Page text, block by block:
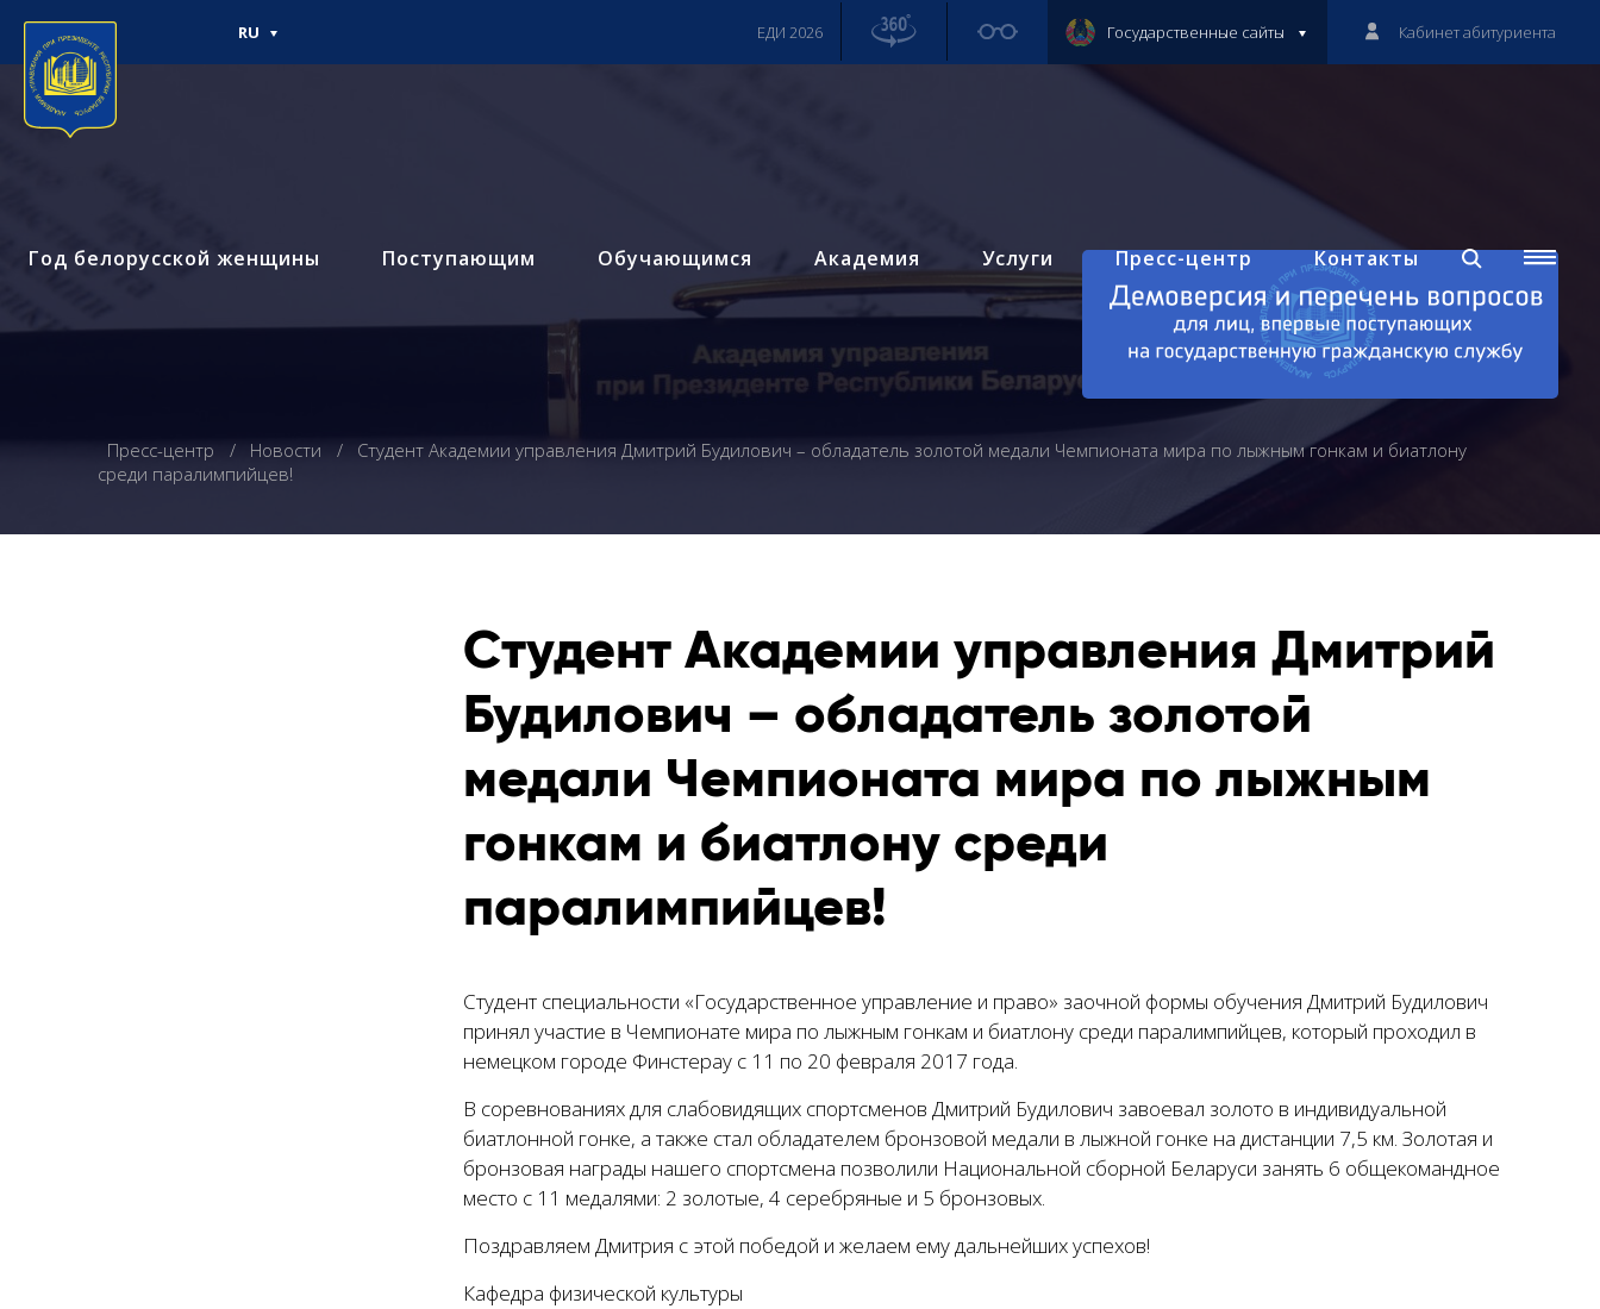
Год белорусской женщины Поступающим Обучающимся Академия Услуги Пресс-центр Контакты
RU ЕДИ 2026 Государственные сайты Кабинет абитуриента
Пресс-центр Новости
Студент Академии управления Дмитрий Будилович – обладатель золотой медали Чемпионата мира по лыжным гонкам и биатлону
среди паралимпийцев!
Студент Академии управления Дмитрий
Будилович – обладатель золотой
медали Чемпионата мира по лыжным
гонкам и биатлону среди
паралимпийцев!
Студент специальности «Государственное управление и право» заочной формы обучения Дмитрий Будилович
принял участие в Чемпионате мира по лыжным гонкам и биатлону среди паралимпийцев, который проходил в
немецком городе Финстерау с 11 по 20 февраля 2017 года.
В соревнованиях для слабовидящих спортсменов Дмитрий Будилович завоевал золото в индивидуальной
биатлонной гонке, а также стал обладателем бронзовой медали в лыжной гонке на дистанции 7,5 км. Золотая и
бронзовая награды нашего спортсмена позволили Национальной сборной Беларуси занять 6 общекомандное
место с 11 медалями: 2 золотые, 4 серебряные и 5 бронзовых.
Поздравляем Дмитрия с этой победой и желаем ему дальнейших успехов!
Кафедра физической культуры